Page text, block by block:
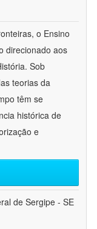
o Ensino
direcionado aos
Sob
teorias da
têm se
histórica de
e
de Sergipe - SE